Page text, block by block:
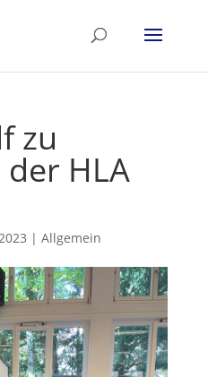
zu
der HLA
| Allgemein